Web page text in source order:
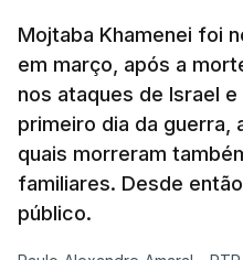
Mojtaba Khamenei foi
em março, após a
nos ataques de Israel
primeiro dia da guerra,
quais morreram
familiares. Desde
público.